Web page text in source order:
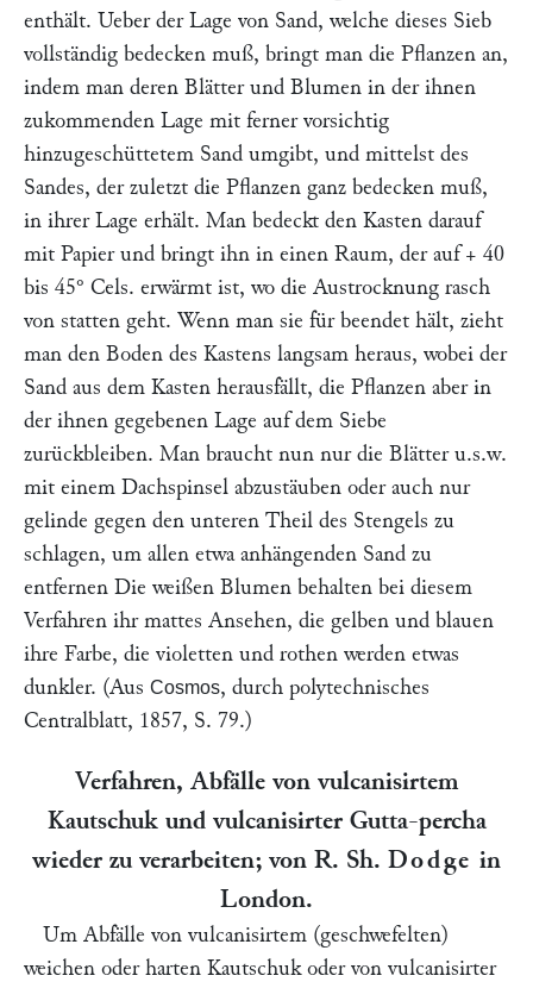
enthält. Ueber der Lage von Sand, welche dieses Sieb
vollständig bedecken muß, bringt man die Pflanzen an,
indem man deren Blätter und Blumen in der ihnen
zukommenden Lage mit ferner vorsichtig
hinzugeschüttetem Sand umgibt, und mittelst des
Sandes, der zuletzt die Pflanzen ganz bedecken muß,
in ihrer Lage erhält. Man bedeckt den Kasten darauf
mit Papier und bringt ihn in einen Raum, der auf + 40
bis 45° Cels. erwärmt ist, wo die Austrocknung rasch
von statten geht. Wenn man sie für beendet hält, zieht
man den Boden des Kastens langsam heraus, wobei der
Sand aus dem Kasten herausfällt, die Pflanzen aber in
der ihnen gegebenen Lage auf dem Siebe
zurückbleiben. Man braucht nun nur die Blätter u.s.w.
mit einem Dachspinsel abzustäuben oder auch nur
gelinde gegen den unteren Theil des Stengels zu
schlagen, um allen etwa anhängenden Sand zu
entfernen Die weißen Blumen behalten bei diesem
Verfahren ihr mattes Ansehen, die gelben und blauen
ihre Farbe, die violetten und rothen werden etwas
dunkler. (Aus Cosmos, durch polytechnisches
Centralblatt, 1857, S. 79.)
Verfahren, Abfälle von vulcanisirtem
Kautschuk und vulcanisirter Gutta-percha
wieder zu verarbeiten; von R. Sh. Dodge in
London.
Um Abfälle von vulcanisirtem (geschwefelten)
weichen oder harten Kautschuk oder von vulcanisirter